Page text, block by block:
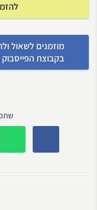
מוזמנים לשאול
בקבוצת הפייסבוק